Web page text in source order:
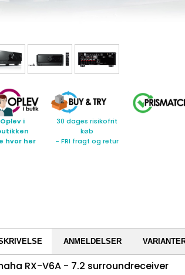
Oplev i
hvor her
30 dages risikofrit
køb
- FRI fragt og retur
ANMELDELSER
RX-V6A - 7.2 surroundreceiver